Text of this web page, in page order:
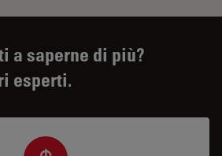
a saperne di più?
esperti.